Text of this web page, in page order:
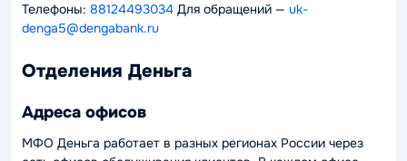
Телефоны: 88124493034 Для обращений — uk-
denga5@dengabank.ru
Отделения Деньга
Адреса офисов
МФО Деньга работает в разных регионах России через